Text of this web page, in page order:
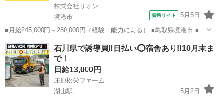
株式会社リオン
境港市
提携サイト 5月5日
■月給245,000円～280,000円（経験・能力による） ■鳥取県境港市 ■正
社員、職業紹介 ■入社日応相談、即日勤務OK、履歴書不要、Web面接
OK、友達と応募OK、職場見学OKまたは説明会あり、未経験歓迎、経
験者・有...
鳥取 境港市 加工
石川県で誘導員‼️日払い⭕️宿舎あり‼️10月末ま
で！
日給13,000円
庄原松栄ファーム
湖山駅
5月2日